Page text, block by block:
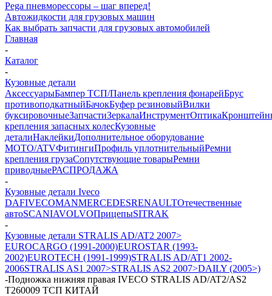
Pega пневморессоры – шаг вперед!
Автожидкости для грузовых машин
Как выбрать запчасти для грузовых автомобилей
Главная
-
Каталог
-
Кузовные детали
АксессуарыБампер ТСП/Панель крепления фонарейБрус
противоподкатныйБачокБуфер резиновыйВилки
буксировочныеЗапчастиЗеркалаИнструментОптика
крепления запасных колесКузовные
деталиНаклейкиДополнительное оборудование
MOTO/ATVФитингиПрофиль уплотнительныйРемни
крепления грузаСопутствующие товарыРемни
приводныеРАСПРОДАЖА
-
Кузовные детали Iveco
DAFIVECOMANMERCEDESRENAULTОтечественные
автоSCANIAVOLVOПрицепыSITRAK
-
Кузовные детали STRALIS AD/AT2 2007>
EUROCARGO (1991-2000)EUROSTAR (1993-
2002)EUROTECH (1991-1999)STRALIS AD/AT1 2002-
2006STRALIS AS1 2007>STRALIS AS2 2007>DAILY (2005>)
-Подножка нижняя правая IVECO STRALIS AD/AT2/AS2
T260009 ТСП КИТАЙ